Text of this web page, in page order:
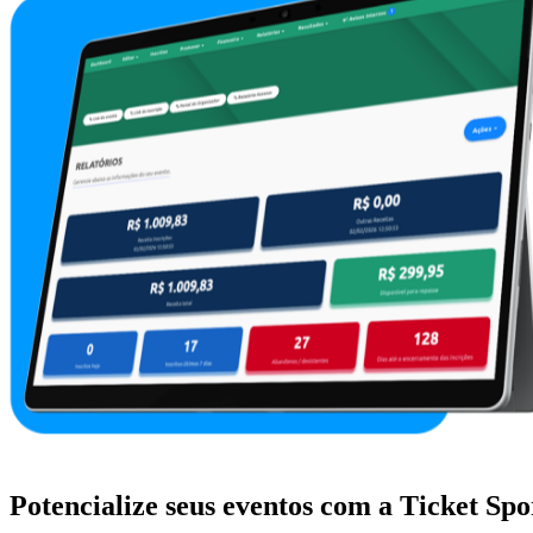
Potencialize seus eventos com a Ticket